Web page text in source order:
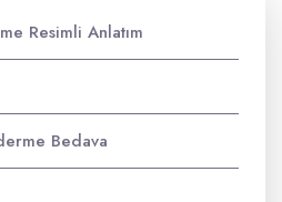
Resimli Anlatım
Bedava